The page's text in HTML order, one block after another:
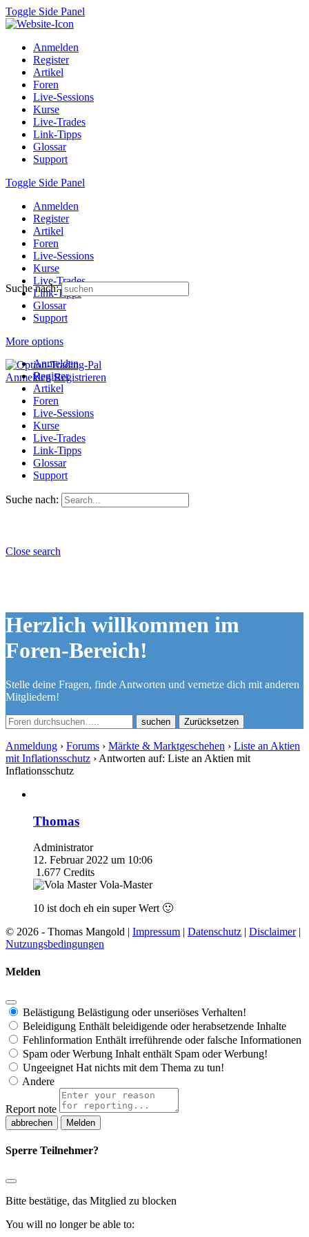
Toggle Side Panel
Anmelden
Register
Artikel
Foren
Live-Sessions
Kurse
Live-Trades
Link-Tipps
Glossar
Support
Toggle Side Panel
Anmelden
Register
Artikel
Foren
Live-Sessions
Kurse
Live-Trades
Link-Tipps
Glossar
Support
More options
Anmelden Registrieren
Suche nach:
Anmelden
Register
Artikel
Foren
Live-Sessions
Kurse
Live-Trades
Link-Tipps
Glossar
Support
Suche nach:
Close search
Herzlich willkommen im
Foren-Bereich!
Stelle deine Fragen, finde Antworten und vernetze dich mit anderen
Mitgliedern!
Zurücksetzen
Anmeldung › Forums › Märkte & Marktgeschehen › Liste an Aktien
mit Inflationsschutz › Antworten auf: Liste an Aktien mit
Inflationsschutz
Thomas
Administrator
12. Februar 2022 um 10:06
1.677 Credits
Vola-Master
10 ist doch eh ein super Wert 🙂
© 2026 - Thomas Mangold | Impressum | Datenschutz | Disclaimer|
Nutzungsbedingungen
Melden
Belästigung Belästigung oder unseriöses Verhalten!
Beleidigung Enthält beleidigende oder herabsetzende Inhalte
Fehlinformation Enthält irreführende oder falsche Informationen
Spam oder Werbung Inhalt enthält Spam oder Werbung!
Ungeeignet Hat nichts mit dem Thema zu tun!
Andere
Report note
Melden
Sperre Teilnehmer?
Bitte bestätige, das Mitglied zu blocken
You will no longer be able to: